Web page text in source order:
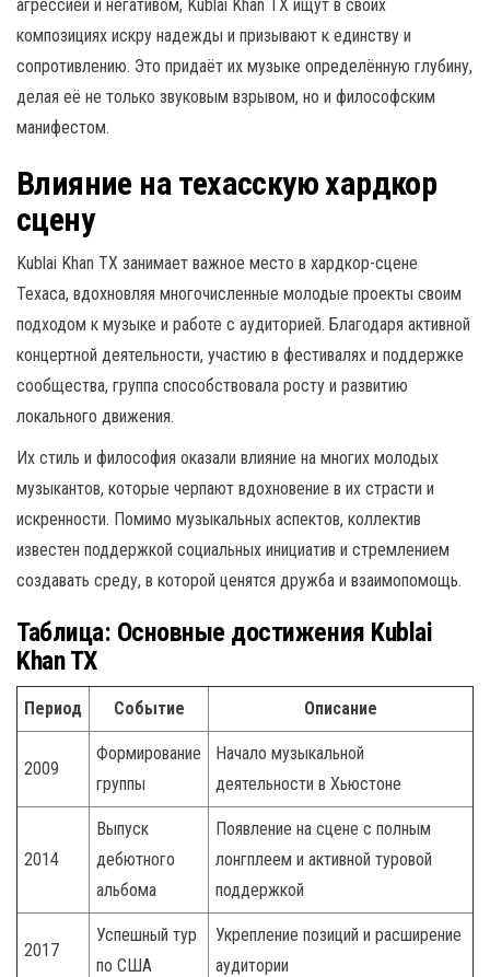
агрессией и негативом, Kublai Khan TX ищут в своих
композициях искру надежды и призывают к единству и
сопротивлению. Это придаёт их музыке определённую глубину,
делая её не только звуковым взрывом, но и философским
манифестом.
Влияние на техасскую хардкор
сцену
Kublai Khan TX занимает важное место в хардкор-сцене
Техаса, вдохновляя многочисленные молодые проекты своим
подходом к музыке и работе с аудиторией. Благодаря активной
концертной деятельности, участию в фестивалях и поддержке
сообщества, группа способствовала росту и развитию
локального движения.
Их стиль и философия оказали влияние на многих молодых
музыкантов, которые черпают вдохновение в их страсти и
искренности. Помимо музыкальных аспектов, коллектив
известен поддержкой социальных инициатив и стремлением
создавать среду, в которой ценятся дружба и взаимопомощь.
Таблица: Основные достижения Kublai
Khan TX
Период Событие Описание
2009
Формирование
группы
Начало музыкальной
деятельности в Хьюстоне
2014
Выпуск
дебютного
альбома
Появление на сцене с полным
лонгплеем и активной туровой
поддержкой
2017
Успешный тур
по США
Укрепление позиций и расширение
аудитории